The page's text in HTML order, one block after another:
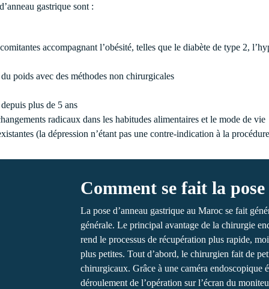
gastrique sont :
accompagnant l’obésité, telles que le diabète de type 2,
poids avec des méthodes non chirurgicales
plus de 5 ans
radicaux dans les habitudes alimentaires et le mode de vie
(la dépression n’étant pas une contre-indication à la
Comment se fait la
La pose d’anneau gastrique au Maroc se fait
générale. Le principal avantage de la chirurgie
rend le processus de récupération plus rapide,
plus petites. Tout d’abord, le chirurgien fait de
chirurgicaux. Grâce à une caméra endoscopique
déroulement de l’opération sur l’écran du